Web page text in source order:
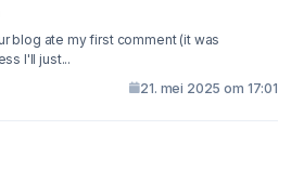
blog ate my first comment (it was
guess I'll just...
21. mei 2025 om 17:01